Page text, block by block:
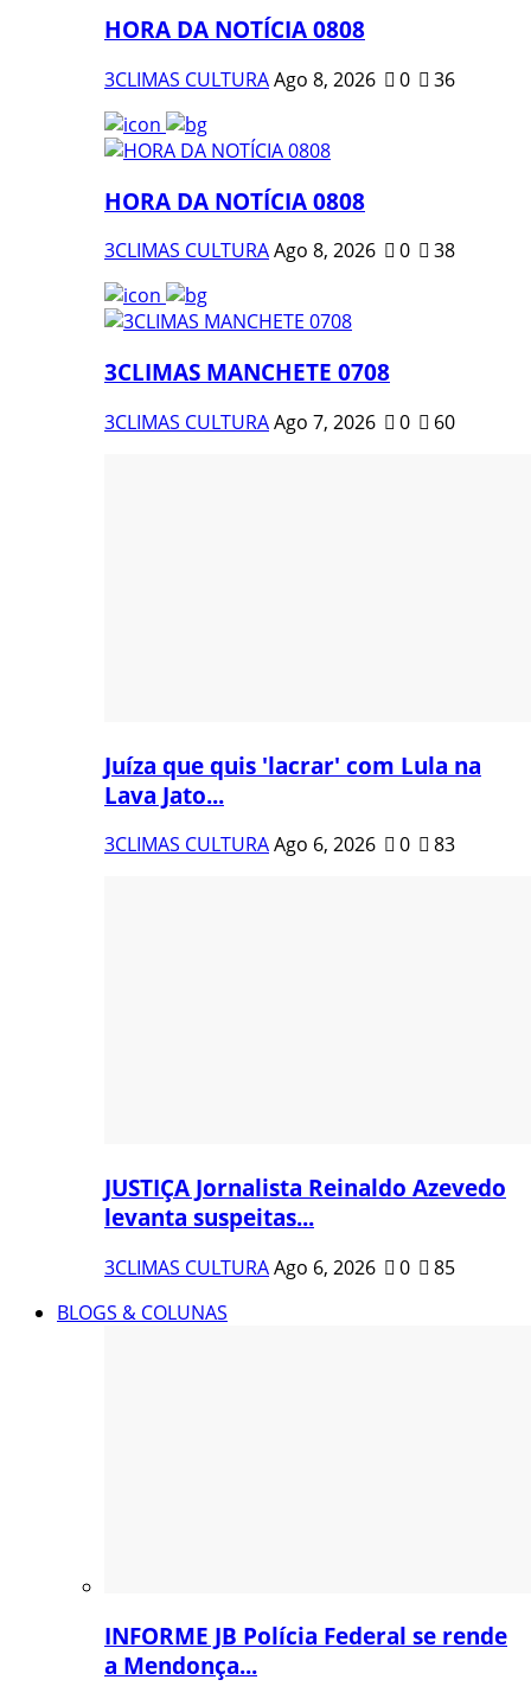
HORA DA NOTÍCIA 0808
3CLIMAS CULTURAAgo 8, 2026 0 36
HORA DA NOTÍCIA 0808
3CLIMAS CULTURAAgo 8, 2026 0 38
3CLIMAS MANCHETE 0708
3CLIMAS CULTURAAgo 7, 2026 0 60
Juíza que quis 'lacrar' com Lula na
Lava Jato...
3CLIMAS CULTURAAgo 6, 2026 0 83
JUSTIÇA Jornalista Reinaldo Azevedo
levanta suspeitas...
3CLIMAS CULTURAAgo 6, 2026 0
85
BLOGS & COLUNAS
INFORME JB Polícia Federal se rende
a Mendonça...